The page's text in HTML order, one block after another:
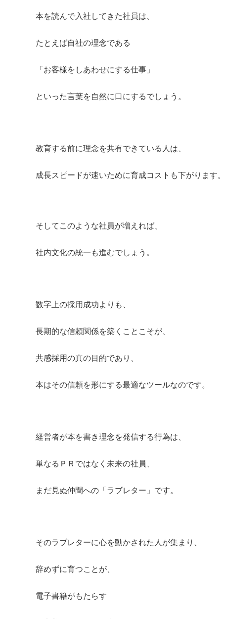
本を読んで入社してきた社員は、
たとえば自社の理念である
「お客様をしあわせにする仕事」
といった言葉を自然に口にするでしょう。
教育する前に理念を共有できている人は、
成長スピードが速いために育成コストも下がります。
そしてこのような社員が増えれば、
社内文化の統一も進むでしょう。
数字上の採用成功よりも、
長期的な信頼関係を築くことこそが、
共感採用の真の目的であり、
本はその信頼を形にする最適なツールなのです。
経営者が本を書き理念を発信する行為は、
単なるＰＲではなく未来の社員、
まだ見ぬ仲間への「ラブレター」です。
そのラブレターに心を動かされた人が集まり、
辞めずに育つことが、
電子書籍がもたらす